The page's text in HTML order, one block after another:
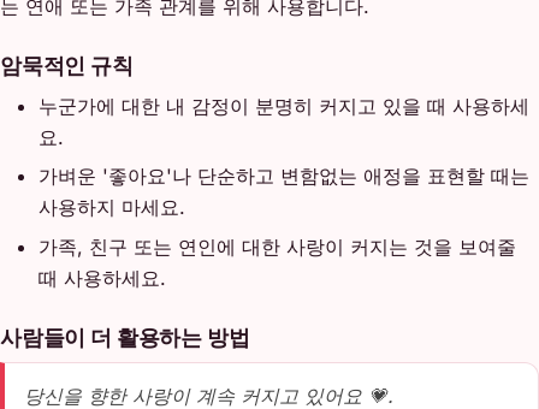
는 연애 또는 가족 관계를 위해 사용합니다.
암묵적인 규칙
누군가에 대한 내 감정이 분명히 커지고 있을 때 사용하세
요.
가벼운 '좋아요'나 단순하고 변함없는 애정을 표현할 때는
사용하지 마세요.
가족, 친구 또는 연인에 대한 사랑이 커지는 것을 보여줄
때 사용하세요.
사람들이 더 활용하는 방법
당신을 향한 사랑이 계속 커지고 있어요 💗.